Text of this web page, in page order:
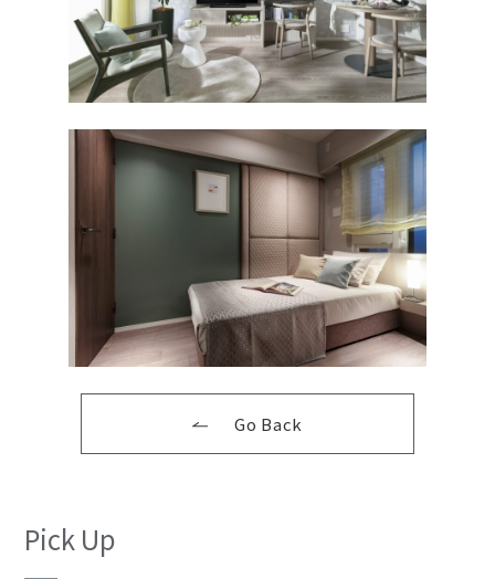
Go Back
Pick Up